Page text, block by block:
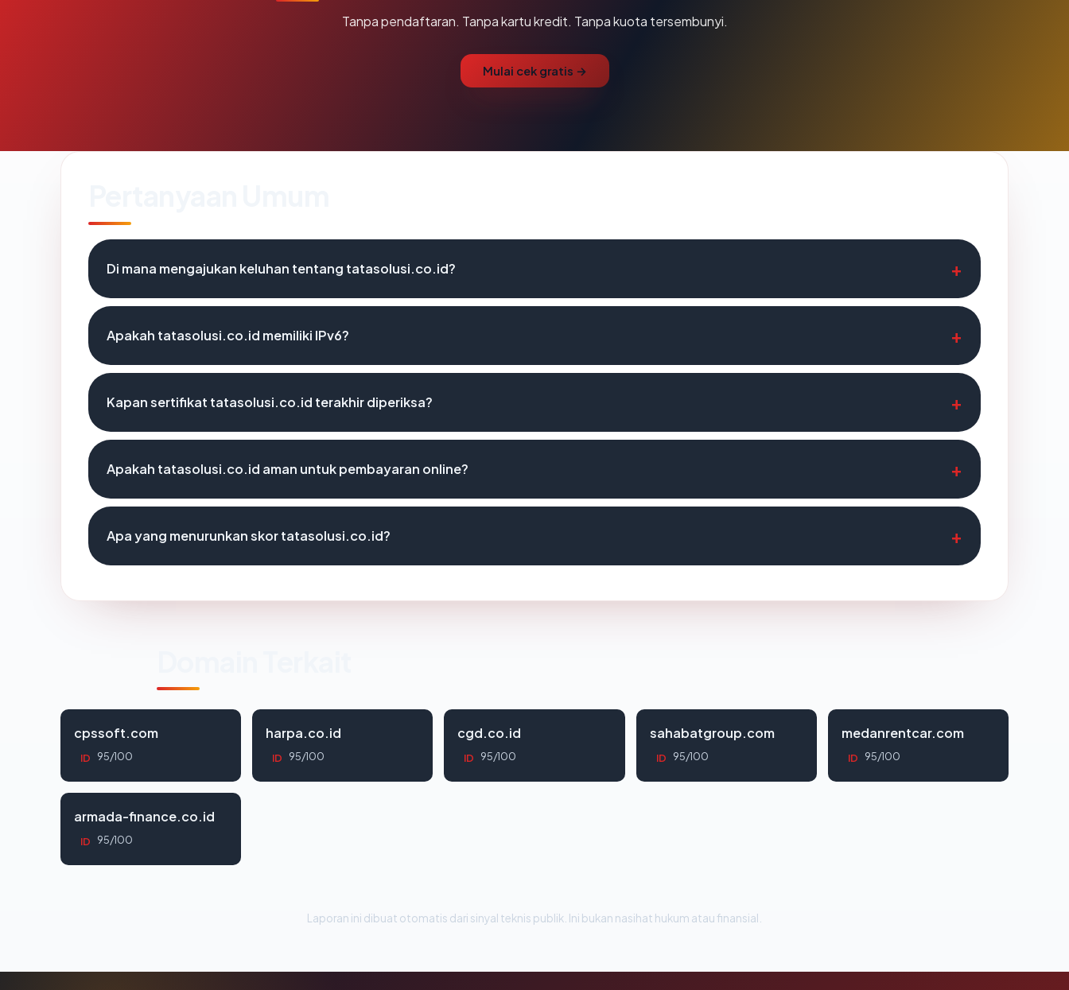
Tanpa pendaftaran. Tanpa kartu kredit. Tanpa kuota tersembunyi.
Mulai cek gratis →
Di mana mengajukan keluhan tentang tatasolusi.co.id?
Apakah tatasolusi.co.id memiliki IPv6?
Kapan sertifikat tatasolusi.co.id terakhir diperiksa?
Apakah tatasolusi.co.id aman untuk pembayaran online?
Apa yang menurunkan skor tatasolusi.co.id?
cpssoft.com
ID 95/100
harpa.co.id
ID 95/100
cgd.co.id
ID 95/100
sahabatgroup.com
ID 95/100
medanrentcar.com
ID 95/100
armada-finance.co.id
ID 95/100
Laporan ini dibuat otomatis dari sinyal teknis publik. Ini bukan nasihat hukum atau finansial.